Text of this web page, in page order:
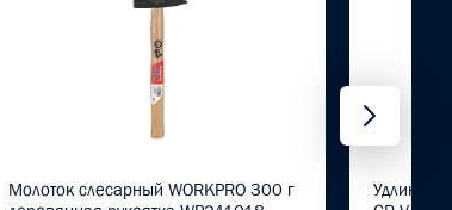
Молоток слесарный WORKPRO 300 г